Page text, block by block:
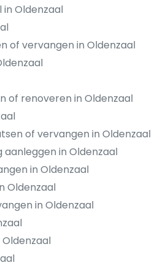
Oldenzaal
of vervangen in Oldenzaal
of renoveren in Oldenzaal
of vervangen in Oldenzaal
in Oldenzaal
in Oldenzaal
Oldenzaal
in Oldenzaal